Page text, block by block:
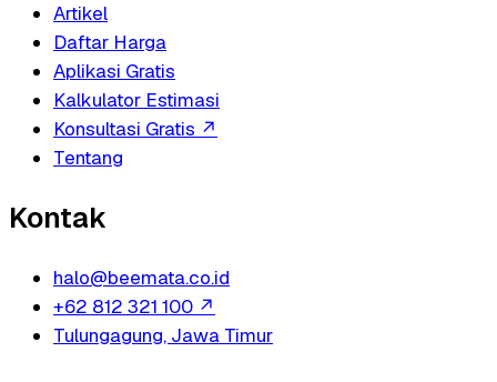
Artikel
Daftar Harga
Aplikasi Gratis
Kalkulator Estimasi
Konsultasi Gratis ↗
Tentang
Kontak
halo@beemata.co.id
+62 812 321 100 ↗
Tulungagung, Jawa Timur